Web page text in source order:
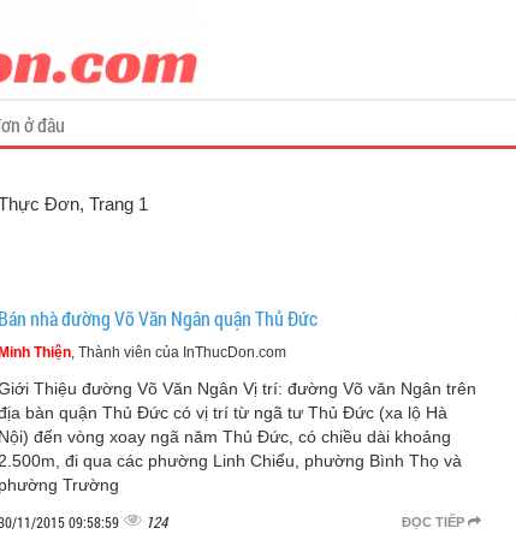
ở đâu
Đơn, Trang 1
Bán nhà đường Võ Văn Ngân quận Thủ Đức
Minh Thiện, Thành viên của InThucDon.com
Thiệu đường Võ Văn Ngân Vị trí: đường Võ văn Ngân trên
bàn quận Thủ Đức có vị trí từ ngã tư Thủ Đức (xa lộ Hà
Nội) đến vòng xoay ngã năm Thủ Đức, có chiều dài khoảng
2.500m, đi qua các phường Linh Chiểu, phường Bình Thọ và
phường Trường
ĐỌC TIẾP
11/2015 09:58:59 124